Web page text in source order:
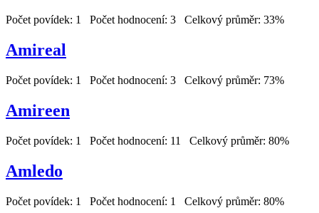
Počet povídek: 1 Počet hodnocení: 3 Celkový průměr: 33%
Amireal
Počet povídek: 1 Počet hodnocení: 3 Celkový průměr: 73%
Amireen
Počet povídek: 1 Počet hodnocení: 11 Celkový průměr: 80%
Amledo
Počet povídek: 1 Počet hodnocení: 1 Celkový průměr: 80%